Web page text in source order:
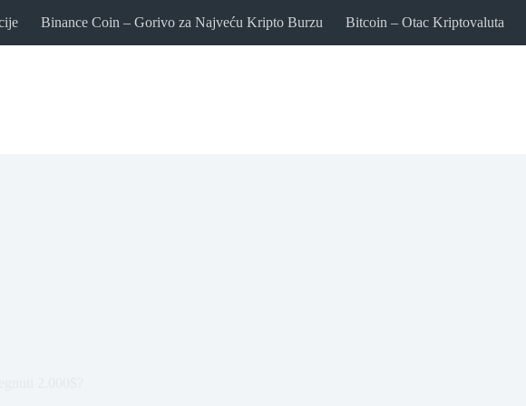
Binance Coin – Gorivo za Najveću Kripto Burzu Bitcoin – Otac Kriptovaluta